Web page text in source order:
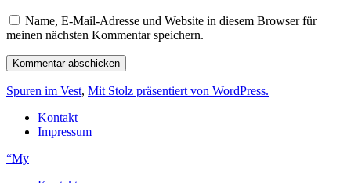
Name, E-Mail-Adresse und Website in diesem Browser für
meinen nächsten Kommentar speichern.
Spuren im Vest, Mit Stolz präsentiert von WordPress.
Kontakt
Impressum
“My